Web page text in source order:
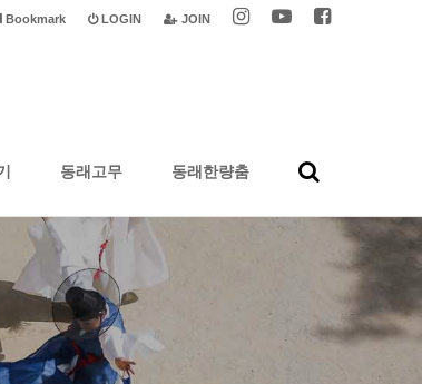
JOIN
LOGIN
Bookmark
동래고무 동래한량춤